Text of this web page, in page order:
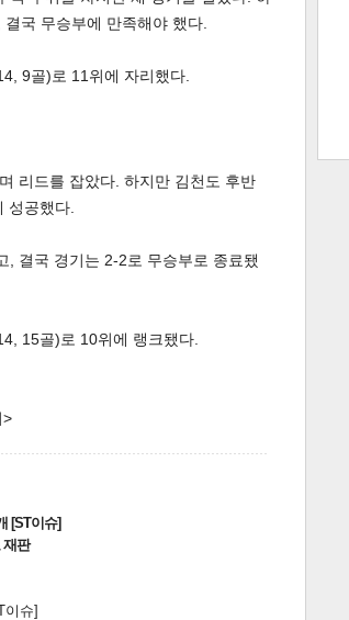
국 무승부에 만족해야 했다.
9골)로 11위에 자리했다.
리드를 잡았다. 하지만 김천도 후반
성공했다.
, 결국 경기는 2-2로 무승부로 종료됐
15골)로 10위에 랭크됐다.
>
[ST이슈]
재판
이슈]